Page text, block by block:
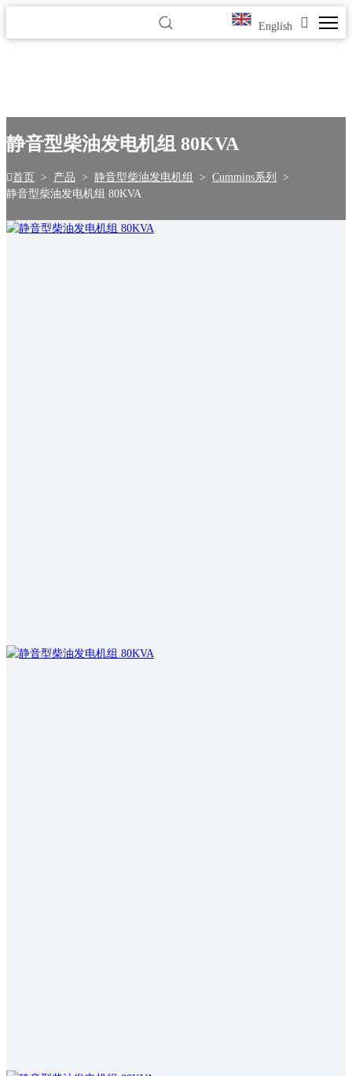
English
静音型柴油发电机组 80KVA
首页 > 产品 > 静音型柴油发电机组 > Cummins系列
>
静音型柴油发电机组 80KVA